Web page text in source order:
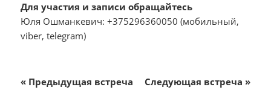
Для участия и записи обращайтесь
Юля Ошманкевич: +375296360050 (мобильный,
viber, telegram)
Навигация
« Предыдущая встреча Следующая встреча »